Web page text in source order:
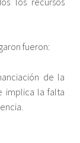
fueron:
de la
implica la falta